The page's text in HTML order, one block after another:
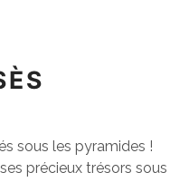
sous les pyramides !
précieux trésors sous